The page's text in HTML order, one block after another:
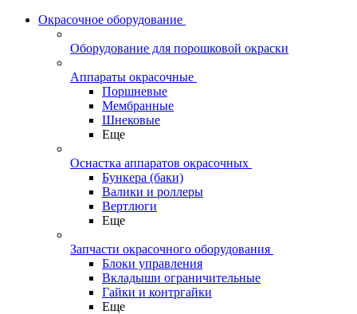
Окрасочное оборудование
Оборудование для порошковой окраски
Аппараты окрасочные
Поршневые
Мембранные
Шнековые
Еще
Оснастка аппаратов окрасочных
Бункера (баки)
Валики и роллеры
Вертлюги
Еще
Запчасти окрасочного оборудования
Блоки управления
Вкладыши ограничительные
Гайки и контргайки
Еще